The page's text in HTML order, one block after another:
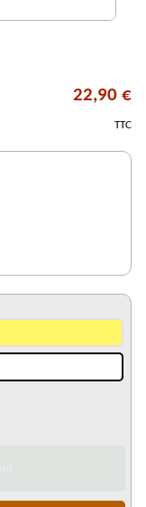
22,90 €
TTC